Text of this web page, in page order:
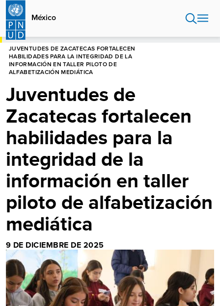
Pasar
contenido
principal
México
HOME
JUVENTUDES DE ZACATECAS FORTALECEN
HABILIDADES PARA LA INTEGRIDAD DE LA
INFORMACIÓN EN TALLER PILOTO DE
ALFABETIZACIÓN MEDIÁTICA
Juventudes de
Zacatecas fortalecen
habilidades para la
integridad de la
información en taller
piloto de alfabetización
mediática
9 DE DICIEMBRE DE 2025